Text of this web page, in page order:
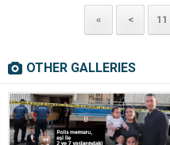
« < 11
OTHER GALLERIES